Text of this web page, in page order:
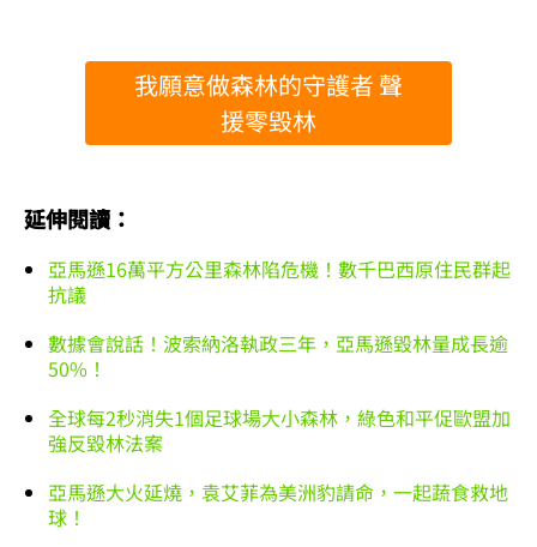
我願意做森林的守護者 聲
援零毀林
延伸閱讀：
亞馬遜16萬平方公里森林陷危機！數千巴西原住民群起
抗議
數據會說話！波索納洛執政三年，亞馬遜毀林量成長逾
50%！
全球每2秒消失1個足球場大小森林，綠色和平促歐盟加
強反毀林法案
亞馬遜大火延燒，袁艾菲為美洲豹請命，一起蔬食救地
球！